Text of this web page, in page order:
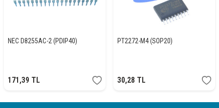
NEC D8255AC-2 (PDIP40)
171,39 TL
PT2272-M4 (SOP20)
30,28 TL